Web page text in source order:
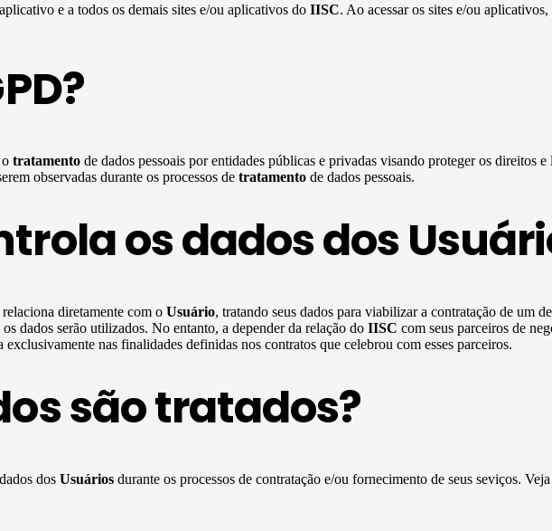
e a todos os demais sites e/ou aplicativos do IISC. Ao acessar os sites e/ou aplicativos,
tratamento de dados pessoais por entidades públicas e privadas visando proteger os
observadas durante os processos de tratamento de dados pessoais.
os dados dos
relaciona diretamente com o Usuário, tratando seus dados para viabilizar a contratação de um
dados serão utilizados. No entanto, a depender da relação do IISC com seus parceiros de
exclusivamente nas finalidades definidas nos contratos que celebrou com esses parceiros.
são tratados?
dos Usuários durante os processos de contratação e/ou fornecimento de seus seviços.